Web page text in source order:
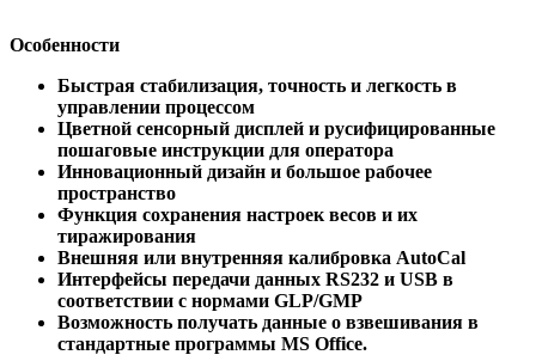
Особенности
Быстрая стабилизация, точность и легкость в
управлении процессом
Цветной сенсорный дисплей и русифицированные
пошаговые инструкции для оператора
Инновационный дизайн и большое рабочее
пространство
Функция сохранения настроек весов и их
тиражирования
Внешняя или внутренняя калибровка AutoCal
Интерфейсы передачи данных RS232 и USB в
соответствии с нормами GLP/GMP
Возможность получать данные о взвешивания в
стандартные программы MS Office.